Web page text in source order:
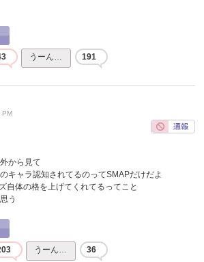
うーん… 191
PM
から見て
キャラ認知されてるのってSMAPだけだよ
自体の格を上げてくれてるってこと
う
うーん… 36